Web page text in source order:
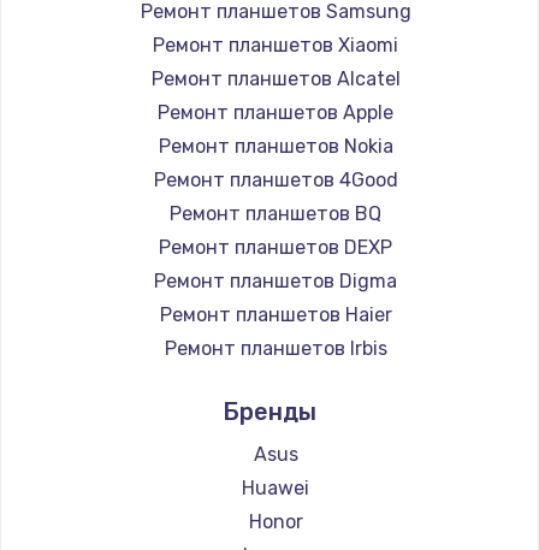
Ремонт планшетов Samsung
Ремонт планшетов Xiaomi
Ремонт планшетов Alcatel
Ремонт планшетов Apple
Ремонт планшетов Nokia
Ремонт планшетов 4Good
Ремонт планшетов BQ
Ремонт планшетов DEXP
Ремонт планшетов Digma
Ремонт планшетов Haier
Ремонт планшетов Irbis
Ремонт планшетов Microsoft
Ремонт планшетов BlackView
Ремонт планшетов Amazon
Ремонт планшетов Aquarius
Бренды
Asus
Huawei
Honor